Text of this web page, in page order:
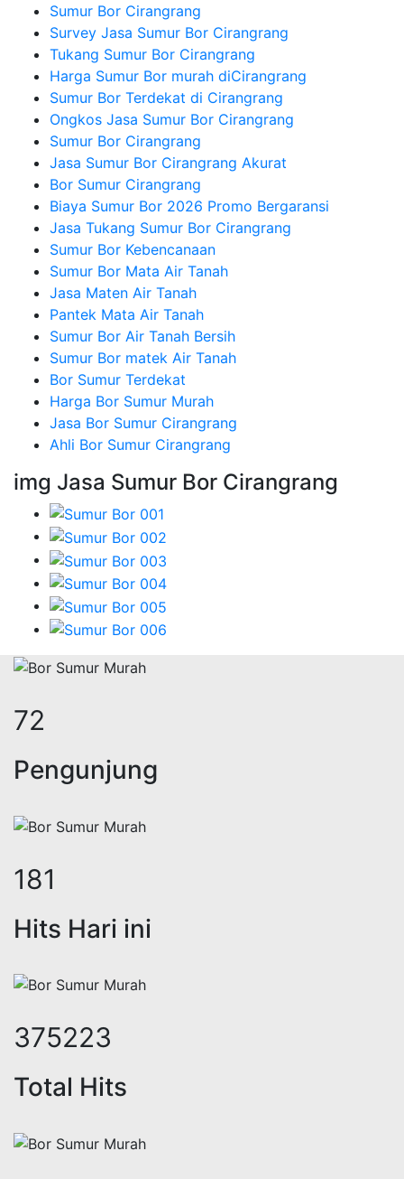
Sumur Bor Cirangrang
Survey Jasa Sumur Bor Cirangrang
Tukang Sumur Bor Cirangrang
Harga Sumur Bor murah diCirangrang
Sumur Bor Terdekat di Cirangrang
Ongkos Jasa Sumur Bor Cirangrang
Sumur Bor Cirangrang
Jasa Sumur Bor Cirangrang Akurat
Bor Sumur Cirangrang
Biaya Sumur Bor 2026 Promo Bergaransi
Jasa Tukang Sumur Bor Cirangrang
Sumur Bor Kebencanaan
Sumur Bor Mata Air Tanah
Jasa Maten Air Tanah
Pantek Mata Air Tanah
Sumur Bor Air Tanah Bersih
Sumur Bor matek Air Tanah
Bor Sumur Terdekat
Harga Bor Sumur Murah
Jasa Bor Sumur Cirangrang
Ahli Bor Sumur Cirangrang
img Jasa Sumur Bor Cirangrang
89
Pengunjung
221
Hits Hari ini
459079
Total Hits